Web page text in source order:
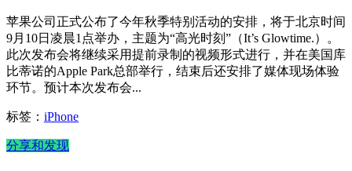
苹果公司正式公布了今年秋季特别活动的安排，将于北京时间
9月10日凌晨1点举办，主题为“高光时刻”（It’s Glowtime.）。
此次发布会将继续采用提前录制的视频形式进行，并在美国库
比蒂诺的Apple Park总部举行，结束后还安排了媒体现场体验
环节。预计本次发布会...
标签： iPhone
分享和发现